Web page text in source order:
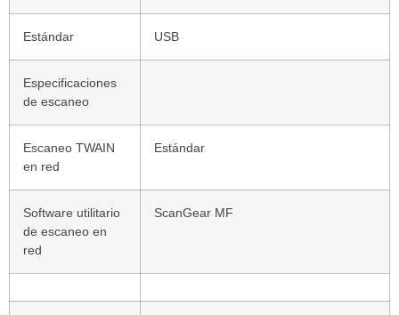
Estándar USB
Especificaciones
de escaneo
Escaneo TWAIN
en red
Estándar
Software utilitario
de escaneo en
red
ScanGear MF